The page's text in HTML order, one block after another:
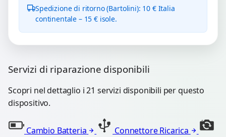
Spedizione di ritorno (Bartolini): 10 € Italia
continentale – 15 € isole.
Servizi di riparazione disponibili
Scopri nel dettaglio i 21 servizi disponibili per questo
dispositivo.
Cambio Batteria
Connettore Ricarica